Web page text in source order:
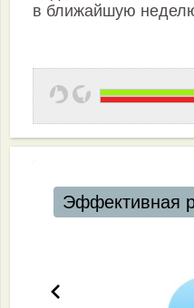
в ближайшую
Эффективная